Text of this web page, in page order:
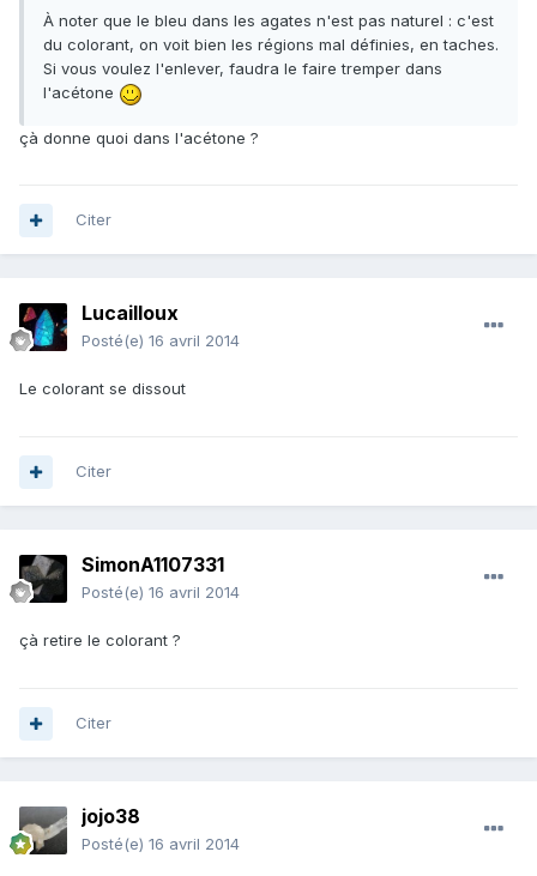
À noter que le bleu dans les agates n'est pas naturel : c'est
du colorant, on voit bien les régions mal définies, en taches.
Si vous voulez l'enlever, faudra le faire tremper dans
l'acétone
çà donne quoi dans l'acétone ?
Citer
Lucailloux
Posté(e) 16 avril 2014
Le colorant se dissout
Citer
SimonA1107331
Posté(e) 16 avril 2014
çà retire le colorant ?
Citer
jojo38
Posté(e) 16 avril 2014